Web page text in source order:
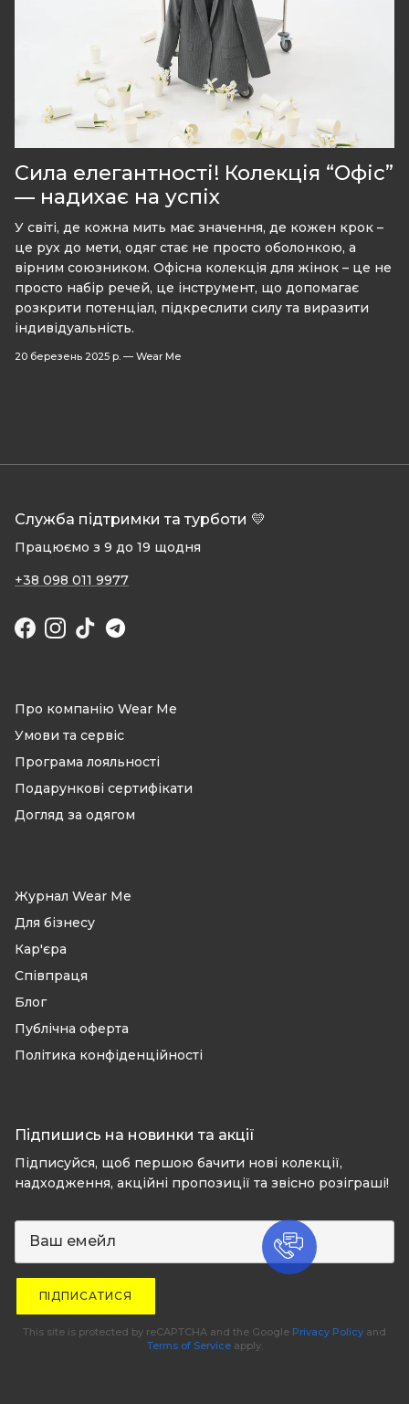
Сила елегантності! Колекція “Офіс”
— надихає на успіх
У світі, де кожна мить має значення, де кожен крок –
це рух до мети, одяг стає не просто оболонкою, а
вірним союзником. Офісна колекція для жінок – це не
просто набір речей, це інструмент, що допомагає
розкрити потенціал, підкреслити силу та виразити
індивідуальність.
20 березень 2025 р. — Wear Me
Служба підтримки та турботи 💛
Працюємо з 9 до 19 щодня
+38 098 011 9977
Facebook
Instagram
TikTok
Про компанію Wear Me
Умови та сервіс
Програма лояльності
Подарункові сертифікати
Догляд за одягом
Журнал Wear Me
Для бізнесу
Кар'єра
Співпраця
Блог
Публічна оферта
Політика конфіденційності
Підпишись на новинки та акції
Підписуйся, щоб першою бачити нові колекції,
надходження, акційні пропозиції та звісно розіграші!
ПІДПИСАТИСЯ
This site is protected by reCAPTCHA and the Google Privacy Policy and
Terms of Serviceapply.